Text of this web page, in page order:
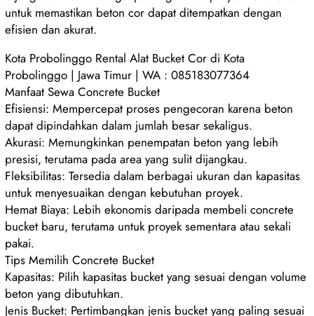
untuk memastikan beton cor dapat ditempatkan dengan
efisien dan akurat.
Kota Probolinggo Rental Alat Bucket Cor di Kota
Probolinggo | Jawa Timur | WA : 085183077364
Manfaat Sewa Concrete Bucket
Efisiensi: Mempercepat proses pengecoran karena beton
dapat dipindahkan dalam jumlah besar sekaligus.
Akurasi: Memungkinkan penempatan beton yang lebih
presisi, terutama pada area yang sulit dijangkau.
Fleksibilitas: Tersedia dalam berbagai ukuran dan kapasitas
untuk menyesuaikan dengan kebutuhan proyek.
Hemat Biaya: Lebih ekonomis daripada membeli concrete
bucket baru, terutama untuk proyek sementara atau sekali
pakai.
Tips Memilih Concrete Bucket
Kapasitas: Pilih kapasitas bucket yang sesuai dengan volume
beton yang dibutuhkan.
Jenis Bucket: Pertimbangkan jenis bucket yang paling sesuai